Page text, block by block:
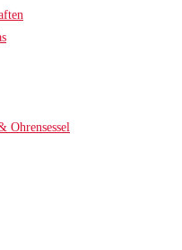
Ohrensessel